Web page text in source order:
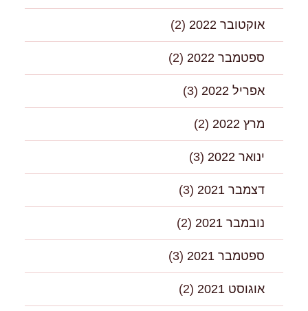
אוקטובר 2022 (2)
ספטמבר 2022 (2)
אפריל 2022 (3)
מרץ 2022 (2)
ינואר 2022 (3)
דצמבר 2021 (3)
נובמבר 2021 (2)
ספטמבר 2021 (3)
אוגוסט 2021 (2)